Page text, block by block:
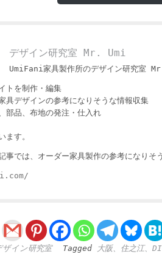
デザイン研究室 Mr. Umi
UmiFani家具製作所のデザイン研究室
トを制作・編集
具デザインの参考になりそうな情報収集
部品、布地の発注・仕入れ
ます。
事では、オーダー家具製作の参考になりそ
ザイン研究室 Tagged
大阪、住之江、